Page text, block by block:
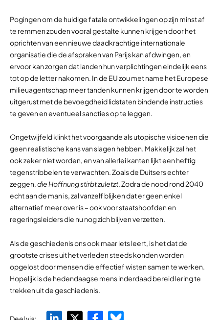
Pogingen om de huidige fatale ontwikkelingen op zijn minst af
te remmen zouden vooral gestalte kunnen krijgen door het
oprichten van een nieuwe daadkrachtige internationale
organisatie die de afspraken van Parijs kan afdwingen, en
ervoor kan zorgen dat landen hun verplichtingen eindelijk eens
tot op de letter nakomen. In de EU zou met name het Europese
milieuagentschap meer tanden kunnen krijgen door te worden
uitgerust met de bevoegdheid lidstaten bindende instructies
te geven en eventueel sancties op te leggen.
Ongetwijfeld klinkt het voorgaande als utopische visioenen die
geen realistische kans van slagen hebben. Makkelijk zal het
ook zeker niet worden, en van allerlei kanten lijkt een heftig
tegenstribbelen te verwachten. Zoals de Duitsers echter
zeggen,die Hoffnung stirbt zuletzt. Zodra de nood rond 2040
echt aan de man is, zal vanzelf blijken dat er geen enkel
alternatief meer over is – ook voor staatshoofden en
regeringsleiders die nu nog zich blijven verzetten.
Als de geschiedenis ons ook maar iets leert, is het dat de
grootste crises uit het verleden steeds konden worden
opgelost door mensen die effectief wisten samen te werken.
Hopelijk is de hedendaagse mens inderdaad bereid lering te
trekken uit de geschiedenis.